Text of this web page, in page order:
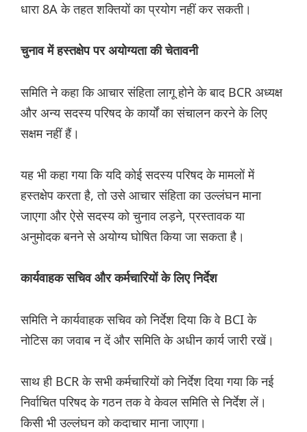
धारा 8A के तहत शक्तियों का प्रयोग नहीं कर सकती।
चुनाव में हस्तक्षेप पर अयोग्यता की चेतावनी
समिति ने कहा कि आचार संहिता लागू होने के बाद BCR अध्यक्ष
और अन्य सदस्य परिषद के कार्यों का संचालन करने के लिए
सक्षम नहीं हैं।
यह भी कहा गया कि यदि कोई सदस्य परिषद के मामलों में
हस्तक्षेप करता है, तो उसे आचार संहिता का उल्लंघन माना
जाएगा और ऐसे सदस्य को चुनाव लड़ने, प्रस्तावक या
अनुमोदक बनने से अयोग्य घोषित किया जा सकता है।
कार्यवाहक सचिव और कर्मचारियों के लिए निर्देश
समिति ने कार्यवाहक सचिव को निर्देश दिया कि वे BCI के
नोटिस का जवाब न दें और समिति के अधीन कार्य जारी रखें।
साथ ही BCR के सभी कर्मचारियों को निर्देश दिया गया कि नई
निर्वाचित परिषद के गठन तक वे केवल समिति से निर्देश लें।
किसी भी उल्लंघन को कदाचार माना जाएगा।